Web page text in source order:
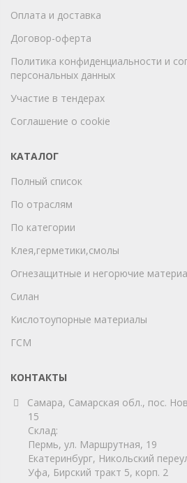
Оплата и доставка
Договор-оферта
Политика конфиденциальности и
персональных данных
Участие в тендерах
Соглашение о cookie
КАТАЛОГ
Полный список
По отраслям
По категории
Клея,герметики,смолы
Огнезащитные и негорючие
Силан
Кислотоупорные материалы
ГСМ
КОНТАКТЫ
Самара, Самарская обл., пос.
15
Склад:
Пермь, ул. Маршрутная, 19
Екатеринбург, Никольский
Уфа, Бирский тракт 5, корп. 2